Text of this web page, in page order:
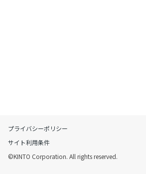
プライバシーポリシー
サイト利用条件
©KINTO Corporation. All rights reserved.